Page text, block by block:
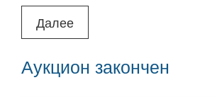
ПОСЛЕ АУКЦИОНА
ЛОТОВ НЕ ПРИНИМАЮТСЯ.
Вы можете задать вопросы о
collect.graphics@gmail.com.
Далее
Аукцион закончен